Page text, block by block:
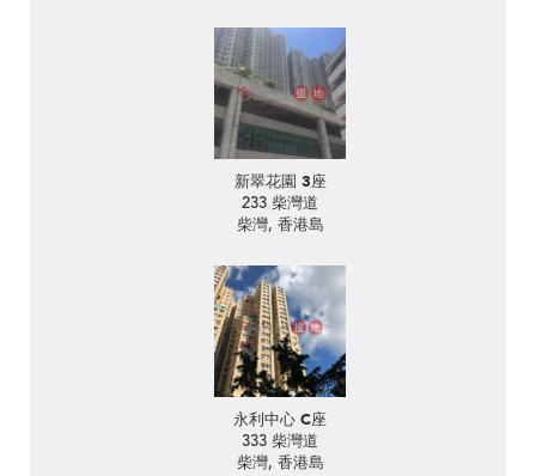
新翠花園 3座
233 柴灣道
柴灣, 香港島
永利中心 C座
333 柴灣道
柴灣, 香港島